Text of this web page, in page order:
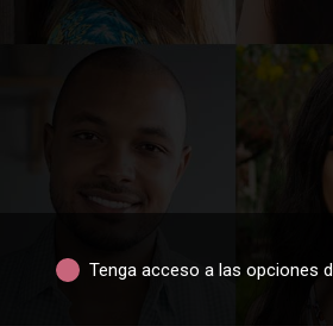
Tenga acceso a las opciones